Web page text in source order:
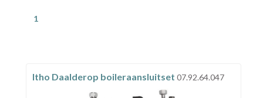
1
Itho Daalderop boileraansluitset 07.92.64.047